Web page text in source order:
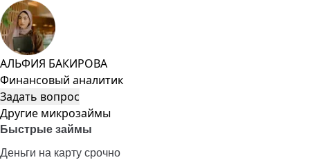
АЛЬФИЯ БАКИРОВА
Финансовый аналитик
Задать вопрос
Другие микрозаймы
Быстрые займы
Деньги на карту срочно